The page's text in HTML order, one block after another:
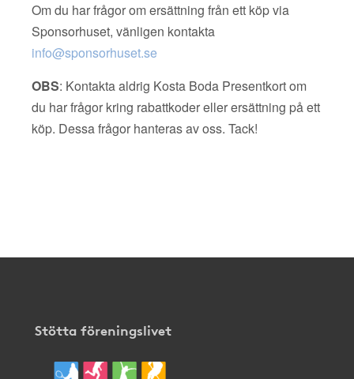
Om du har frågor om ersättning från ett köp via
Sponsorhuset, vänligen kontakta
info@sponsorhuset.se
OBS: Kontakta aldrig Kosta Boda Presentkort om
du har frågor kring rabattkoder eller ersättning på ett
köp. Dessa frågor hanteras av oss. Tack!
Stötta föreningslivet